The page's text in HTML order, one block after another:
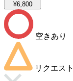
¥6,800
空きあり
リクエスト